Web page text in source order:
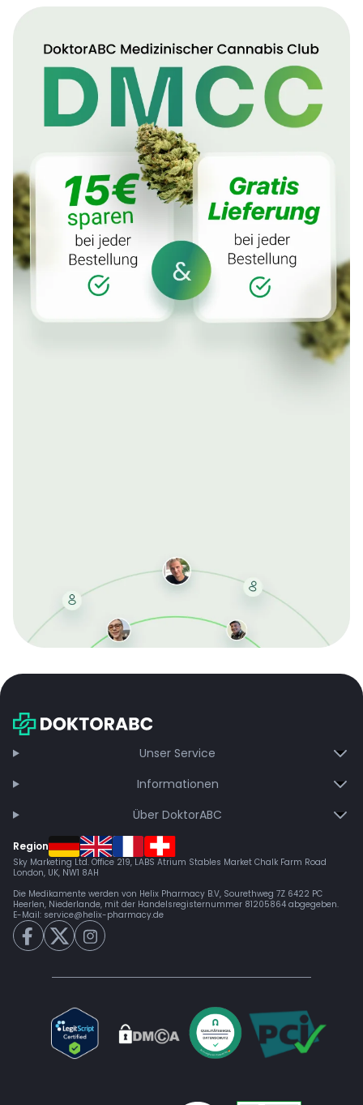
bei jeder Bestellung, erhalten schnelle Lieferung und
Unser Service
Informationen
Über DoktorABC
Region
Sky Marketing Ltd. Office 219, LABS Atrium Stables Market Chalk Farm Road
London, UK, NW1 8AH
Die Medikamente werden von Helix Pharmacy B.V, Sourethweg 7Z 6422 PC
Heerlen, Niederlande, mit der Handelsregisternummer 81205864 abgegeben.
E-Mail: service@helix-pharmacy.de